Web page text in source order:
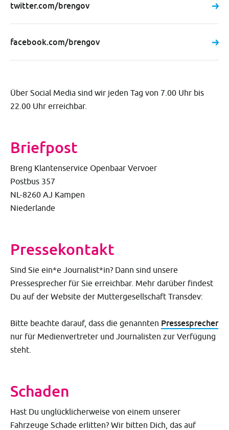
twitter.com/brengov
facebook.com/brengov
Über Social Media sind wir jeden Tag von 7.00 Uhr bis
22.00 Uhr erreichbar.
Briefpost
Breng Klantenservice Openbaar Vervoer
Postbus 357
NL-8260 AJ Kampen
Niederlande
Pressekontakt
Sind Sie ein*e Journalist*in? Dann sind unsere
Pressesprecher für Sie erreichbar. Mehr darüber findest
Du auf der Website der Muttergesellschaft Transdev:
Bitte beachte darauf, dass die genannten Pressesprecher
nur für Medienvertreter und Journalisten zur Verfügung
steht.
Schaden
Hast Du unglücklicherweise von einem unserer
Fahrzeuge Schade erlitten? Wir bitten Dich, das auf